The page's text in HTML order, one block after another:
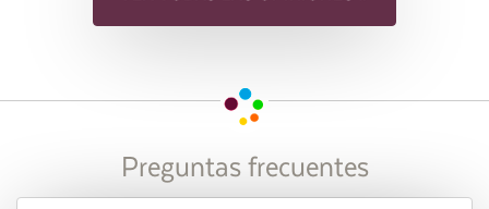
Preguntas frecuentes